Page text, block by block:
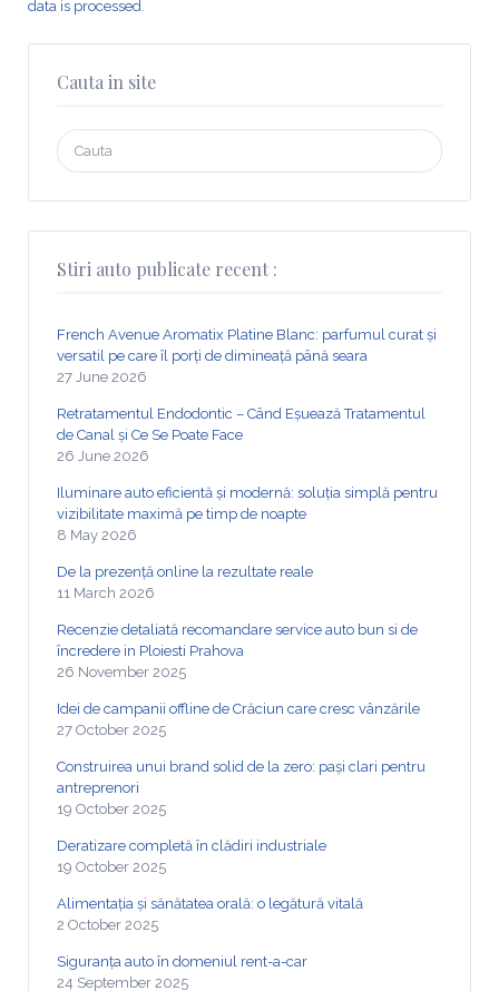
data is processed.
Cauta in site
Search
for:
Stiri auto publicate recent :
French Avenue Aromatix Platine Blanc: parfumul curat și
versatil pe care îl porți de dimineață până seara
27 June 2026
Retratamentul Endodontic – Când Eșuează Tratamentul
de Canal și Ce Se Poate Face
26 June 2026
Iluminare auto eficientă și modernă: soluția simplă pentru
vizibilitate maximă pe timp de noapte
8 May 2026
De la prezență online la rezultate reale
11 March 2026
Recenzie detaliată recomandare service auto bun si de
încredere in Ploiesti Prahova
26 November 2025
Idei de campanii offline de Crăciun care cresc vânzările
27 October 2025
Construirea unui brand solid de la zero: pași clari pentru
antreprenori
19 October 2025
Deratizare completă în clădiri industriale
19 October 2025
Alimentația și sănătatea orală: o legătură vitală
2 October 2025
Siguranța auto în domeniul rent-a-car
24 September 2025